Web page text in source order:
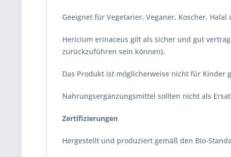
Geeignet für Vegetarier, Veganer, Koscher,
Hericium erinaceus gilt als sicher und gut
zurückzuführen sein können).
Das Produkt ist möglicherweise nicht für Kinder
Nahrungsergänzungsmittel sollten nicht als
Zertifizierungen
Hergestellt und produziert gemäß den Bio-